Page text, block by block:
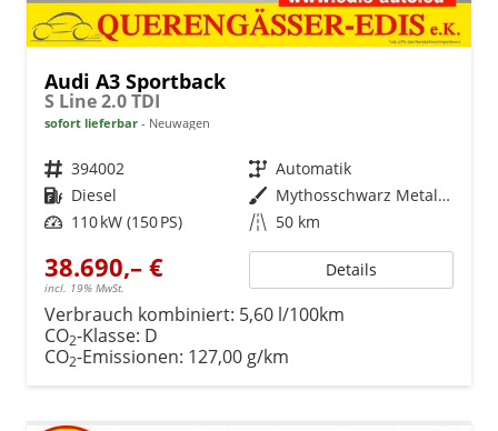
Audi A3 Sportback
S Line 2.0 TDI
sofort lieferbar Neuwagen
Fahrzeugnr. 394002 Getriebe Automatik
Kraftstoff Diesel Außenfarbe
Mythosschwarz Metallic
Leistung 110 kW (150 PS) Kilometerstand 50 km
38.690,– €
incl. 19% MwSt.
Details
Verbrauch kombiniert: 5,60 l/100km
CO2-Klasse: D
CO2-Emissionen: 127,00 g/km